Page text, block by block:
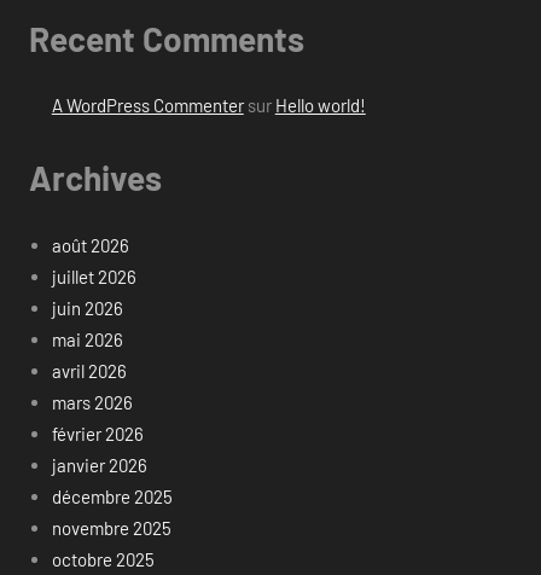
Recent Comments
A WordPress Commentersur Hello world!
Archives
août 2026
juillet 2026
juin 2026
mai 2026
avril 2026
mars 2026
février 2026
janvier 2026
décembre 2025
novembre 2025
octobre 2025